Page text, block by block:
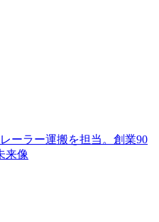
ーラー運搬を担当。創業90
来像